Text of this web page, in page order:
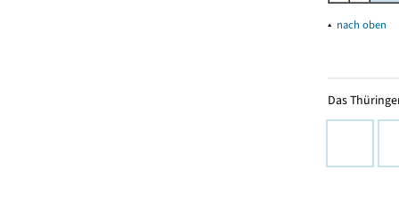
▴ nach oben
Das